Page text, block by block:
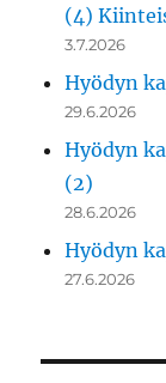
(4)
3.7.2026
Hyödyn
29.6.2026
Hyödyn
(2)
28.6.2026
Hyödyn
27.6.2026